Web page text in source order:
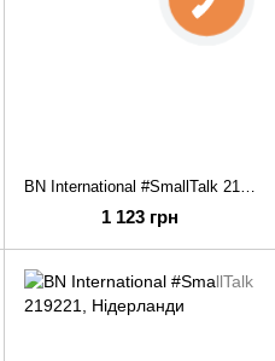
BN International #SmallTalk 219241
1 123 грн